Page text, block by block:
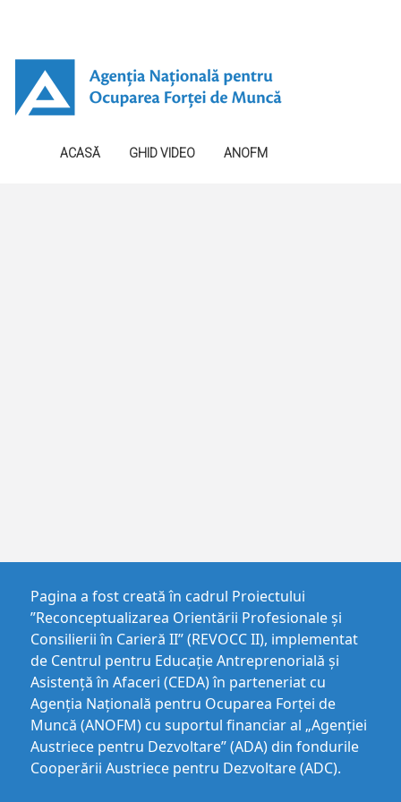
ACASĂ GHID VIDEO ANOFM
Pagina a fost creată în cadrul Proiectului
”Reconceptualizarea Orientării Profesionale și
Consilierii în Carieră II” (REVOCC II), implementat
de Centrul pentru Educaţie Antreprenorială şi
Asistenţă în Afaceri (CEDA) în parteneriat cu
Agenția Națională pentru Ocuparea Forței de
Muncă (ANOFM) cu suportul financiar al „Agenției
Austriece pentru Dezvoltare” (ADA) din fondurile
Cooperării Austriece pentru Dezvoltare (ADC).